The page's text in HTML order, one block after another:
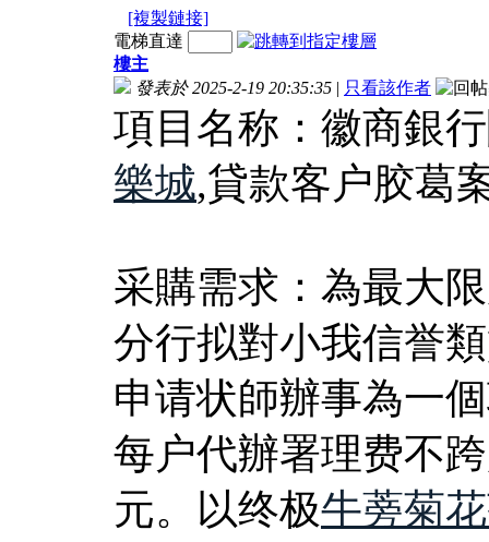
[複製鏈接]
電梯直達
樓主
發表於 2025-2-19 20:35:35 | 只看該作者
項目名称：徽商銀
樂城,貸款客户胶葛
采購需求：為最大
分行拟對小我信誉
申请状師辦事為一
每户代辦署理费不
元。以终极牛蒡菊